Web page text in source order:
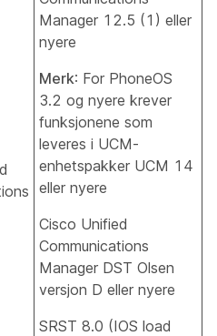
Manager 12.5 (1) eller
nyere
Merk: For PhoneOS
3.2 og nyere krever
funksjonene som
leveres i UCM-
enhetspakker UCM 14
eller nyere
Cisco Unified
Communications
Manager DST Olsen
versjon D eller nyere
SRST 8.0 (IOS load